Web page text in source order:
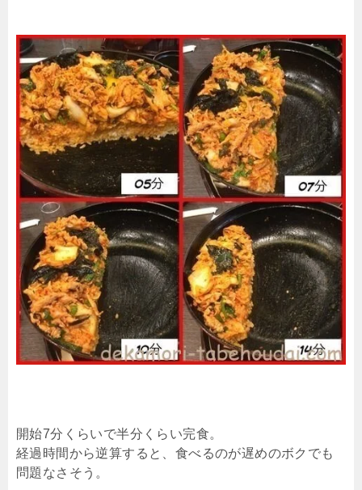
開始7分くらいで半分くらい完食。
経過時間から逆算すると、食べるのが遅めのボクでも
問題なさそう。